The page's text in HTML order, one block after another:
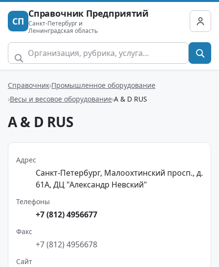
СП
Справочник Предприятий
Санкт-Петербург и
Ленинградская область
Справочник Промышленное оборудование
Весы и весовое оборудование A & D RUS
A & D RUS
Адрес
Санкт-Петербург, Малоохтинский просп., д.
61А, ДЦ "Александр Невский"
Телефоны
+7 (812) 4956677
Факс
+7 (812) 4956678
Сайт